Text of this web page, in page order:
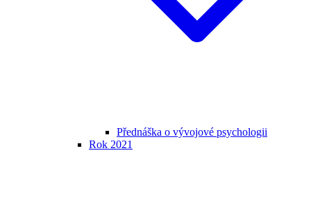
Přednáška o vývojové psychologii
Rok 2021